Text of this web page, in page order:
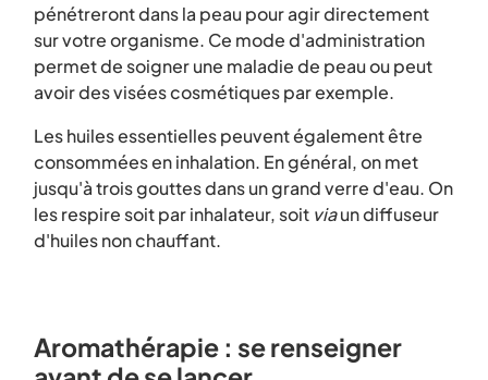
pénétreront dans la peau pour agir directement
sur votre organisme. Ce mode d'administration
permet de soigner une maladie de peau ou peut
avoir des visées cosmétiques par exemple.
Les huiles essentielles peuvent également être
consommées en inhalation. En général, on met
jusqu'à trois gouttes dans un grand verre d'eau. On
les respire soit par inhalateur, soit viaun diffuseur
d'huiles non chauffant.
Aromathérapie : se renseigner